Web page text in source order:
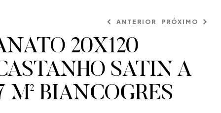
ANTERIOR PRÓXIMO
20X120
SATIN A
M² BIANCOGRES